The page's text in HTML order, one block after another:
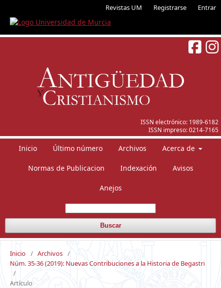
Revistas UM Registrarse Entrar
ISSN electrónico: 1989-6182
ISSN impreso:0214-7165
Inicio Último número Archivos Acerca de
Normas de Publicacion Indexación Avisos
Anejos
Buscar
Inicio / Archivos /
Núm. 35-36 (2019): Nuevas Contribuciones a la Historia de Begastri
/
Artículo